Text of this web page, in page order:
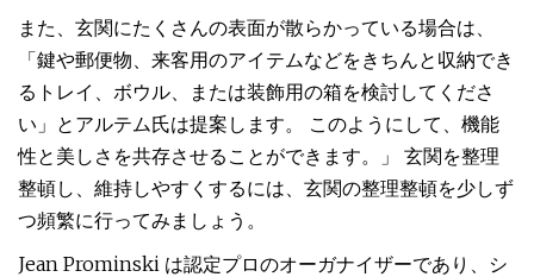
また、玄関にたくさんの表面が散らかっている場合は、
「鍵や郵便物、来客用のアイテムなどをきちんと収納でき
るトレイ、ボウル、または装飾用の箱を検討してくださ
い」とアルテム氏は提案します。 このようにして、機能
性と美しさを共存させることができます。」 玄関を整理
整頓し、維持しやすくするには、玄関の整理整頓を少しず
つ頻繁に行ってみましょう。
Jean Prominski は認定プロのオーガナイザーであり、シ